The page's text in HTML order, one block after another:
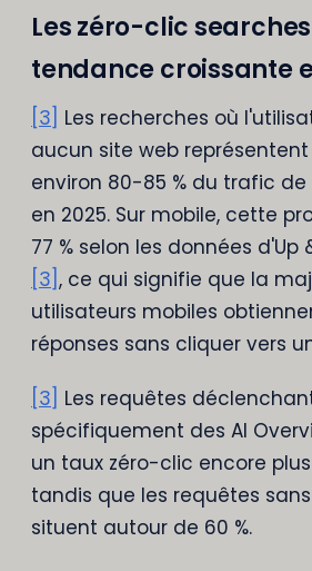
Les zéro-clic
tendance croissante
[3] Les recherches où
aucun site web
environ 80-85 % du trafic
en 2025. Sur mobile, cette
77 % selon les données d'Up
[3] , ce qui signifie que la
utilisateurs mobiles
réponses sans cliquer vers
[3] Les requêtes
spécifiquement des AI
un taux zéro-clic encore
tandis que les requêtes
situent autour de 60 %.